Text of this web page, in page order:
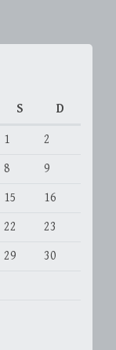
S D
1
2
8
9
15
16
22
23
29
30